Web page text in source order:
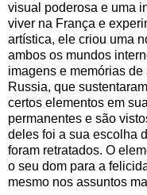
visual poderosa e uma
viver na França e
artística, ele criou uma
ambos os mundos
imagens e memórias
Russia, que
certos elementos em
permanentes e são
deles foi a sua escolha
foram retratados. O
o seu dom para a
mesmo nos assuntos